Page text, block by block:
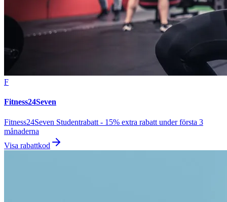
F
Fitness24Seven
Fitness24Seven Studentrabatt - 15% extra rabatt under första 3
månaderna
Visa rabattkod